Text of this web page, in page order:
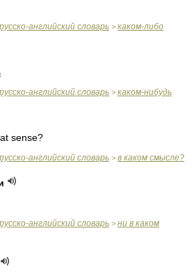
английский словарь > каком-либо
английский словарь > каком-нибудь
sense?
английский словарь > в каком смысле?
английский словарь > ни в каком